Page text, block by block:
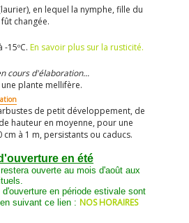
en lequel la nymphe, fille du
changée.
-15ºC. En savoir plus sur la rusticité.
cours d'élaboration...
une plante mellifère.
de petit développement, de
hauteur en moyenne, pour une
cm à 1 m, persistants ou caducs.
en été
ouverte au mois d'août aux
d'ouverture en période estivale sont
suivant ce lien : NOS HORAIRES